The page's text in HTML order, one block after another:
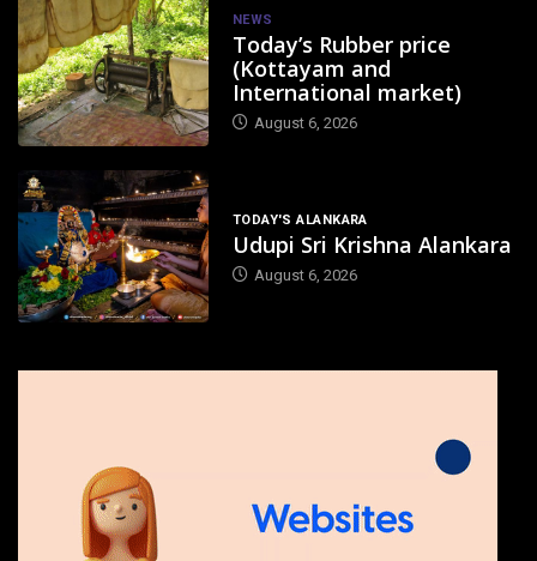
NEWS
Today’s Rubber price
(Kottayam and
International market)
August 6, 2026
TODAY'S ALANKARA
Udupi Sri Krishna Alankara
August 6, 2026